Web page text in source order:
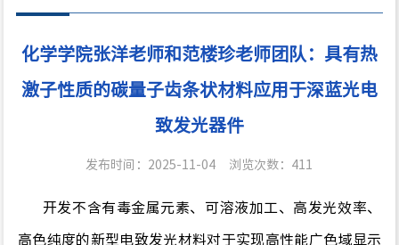
化学学院张洋老师和范楼珍老师团队：具有热
激子性质的碳量子齿条状材料应用于深蓝光电
致发光器件
发布时间：2025-11-04 浏览次数： 411
开发不含有毒金属元素、可溶液加工、 高发光效率、
高色纯度的新型电致发光材料对于实现高性能广色域显示